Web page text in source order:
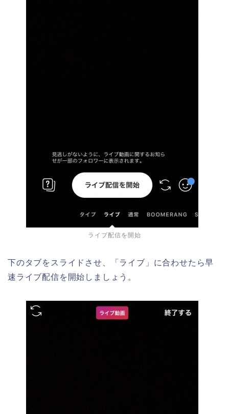
ライブ配信を開始
下のタブをスライドさせ、「ライブ」に合わせたら早
速ライブ配信を開始しましょう。